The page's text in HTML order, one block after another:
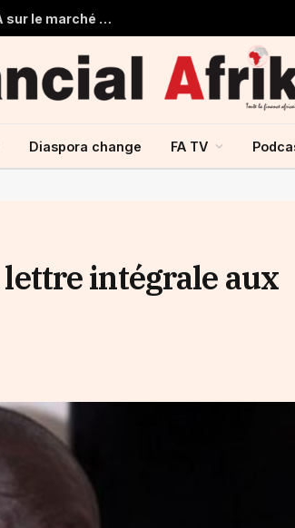
Togo : Le Trésor Public obtient 22 milliards de FCFA sur le marché financier de l’UMOA
Diaspora change FA TV
lettre intégrale aux